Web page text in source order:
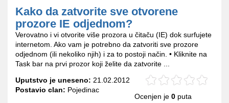
Kako da zatvorite sve otvorene
prozore IE odjednom?
Verovatno i vi otvorite više prozora u čitaču (IE) dok surfujete
internetom. Ako vam je potrebno da zatvoriti sve prozore
odjednom (ili nekoliko njih) i za to postoji način. • Kliknite na
Task bar na prvi prozor koji želite da zatvorite ...
Uputstvo je uneseno: 21.02.2012
Postavio clan: Pojedinac
Ocenjen je 0 puta